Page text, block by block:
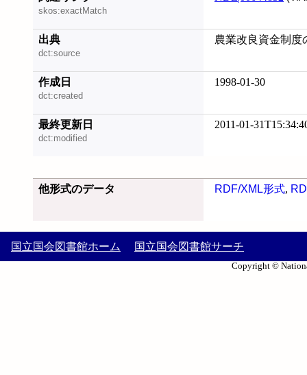
skos:exactMatch
出典
dct:source
農業改良資金制度
作成日
dct:created
1998-01-30
最終更新日
dct:modified
2011-01-
他形式のデータ RDF/XML形式,
国立国会図書館ホーム 国立国会図書館サーチ
Copyright ©